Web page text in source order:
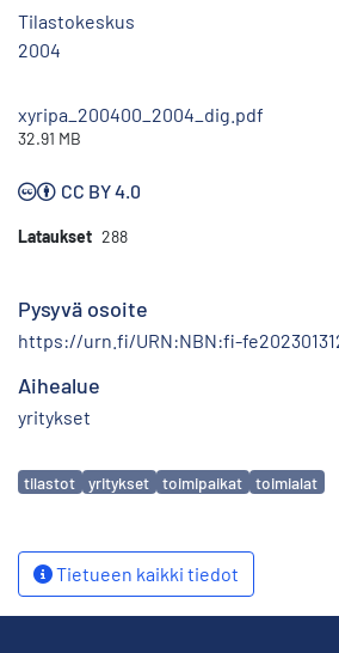
Tilastokeskus
2004
xyripa_200400_2004_dig.pdf
32.91 MB
CC BY 4.0
Lataukset 288
Pysyvä osoite
https://urn.fi/URN:NBN:fi-
Aihealue
yritykset
Avainsanat
tilastot yritykset toimipaikat toimialat
Tietueen kaikki tiedot